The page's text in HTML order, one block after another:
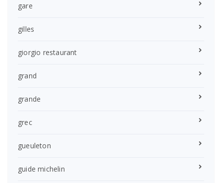
gare
gilles
giorgio restaurant
grand
grande
grec
gueuleton
guide michelin